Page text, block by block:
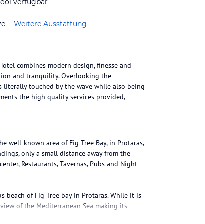
Weitere Ausstattung
combines modern design, finesse and
and tranquility. Overlooking the
literally touched by the wave while also being
the high quality services provided,
well-known area of Fig Tree Bay, in Protaras,
only a small distance away from the
Restaurants, Tavernas, Pubs and Night
beach of Fig Tree bay in Protaras. While it is
of the Mediterranean Sea making its